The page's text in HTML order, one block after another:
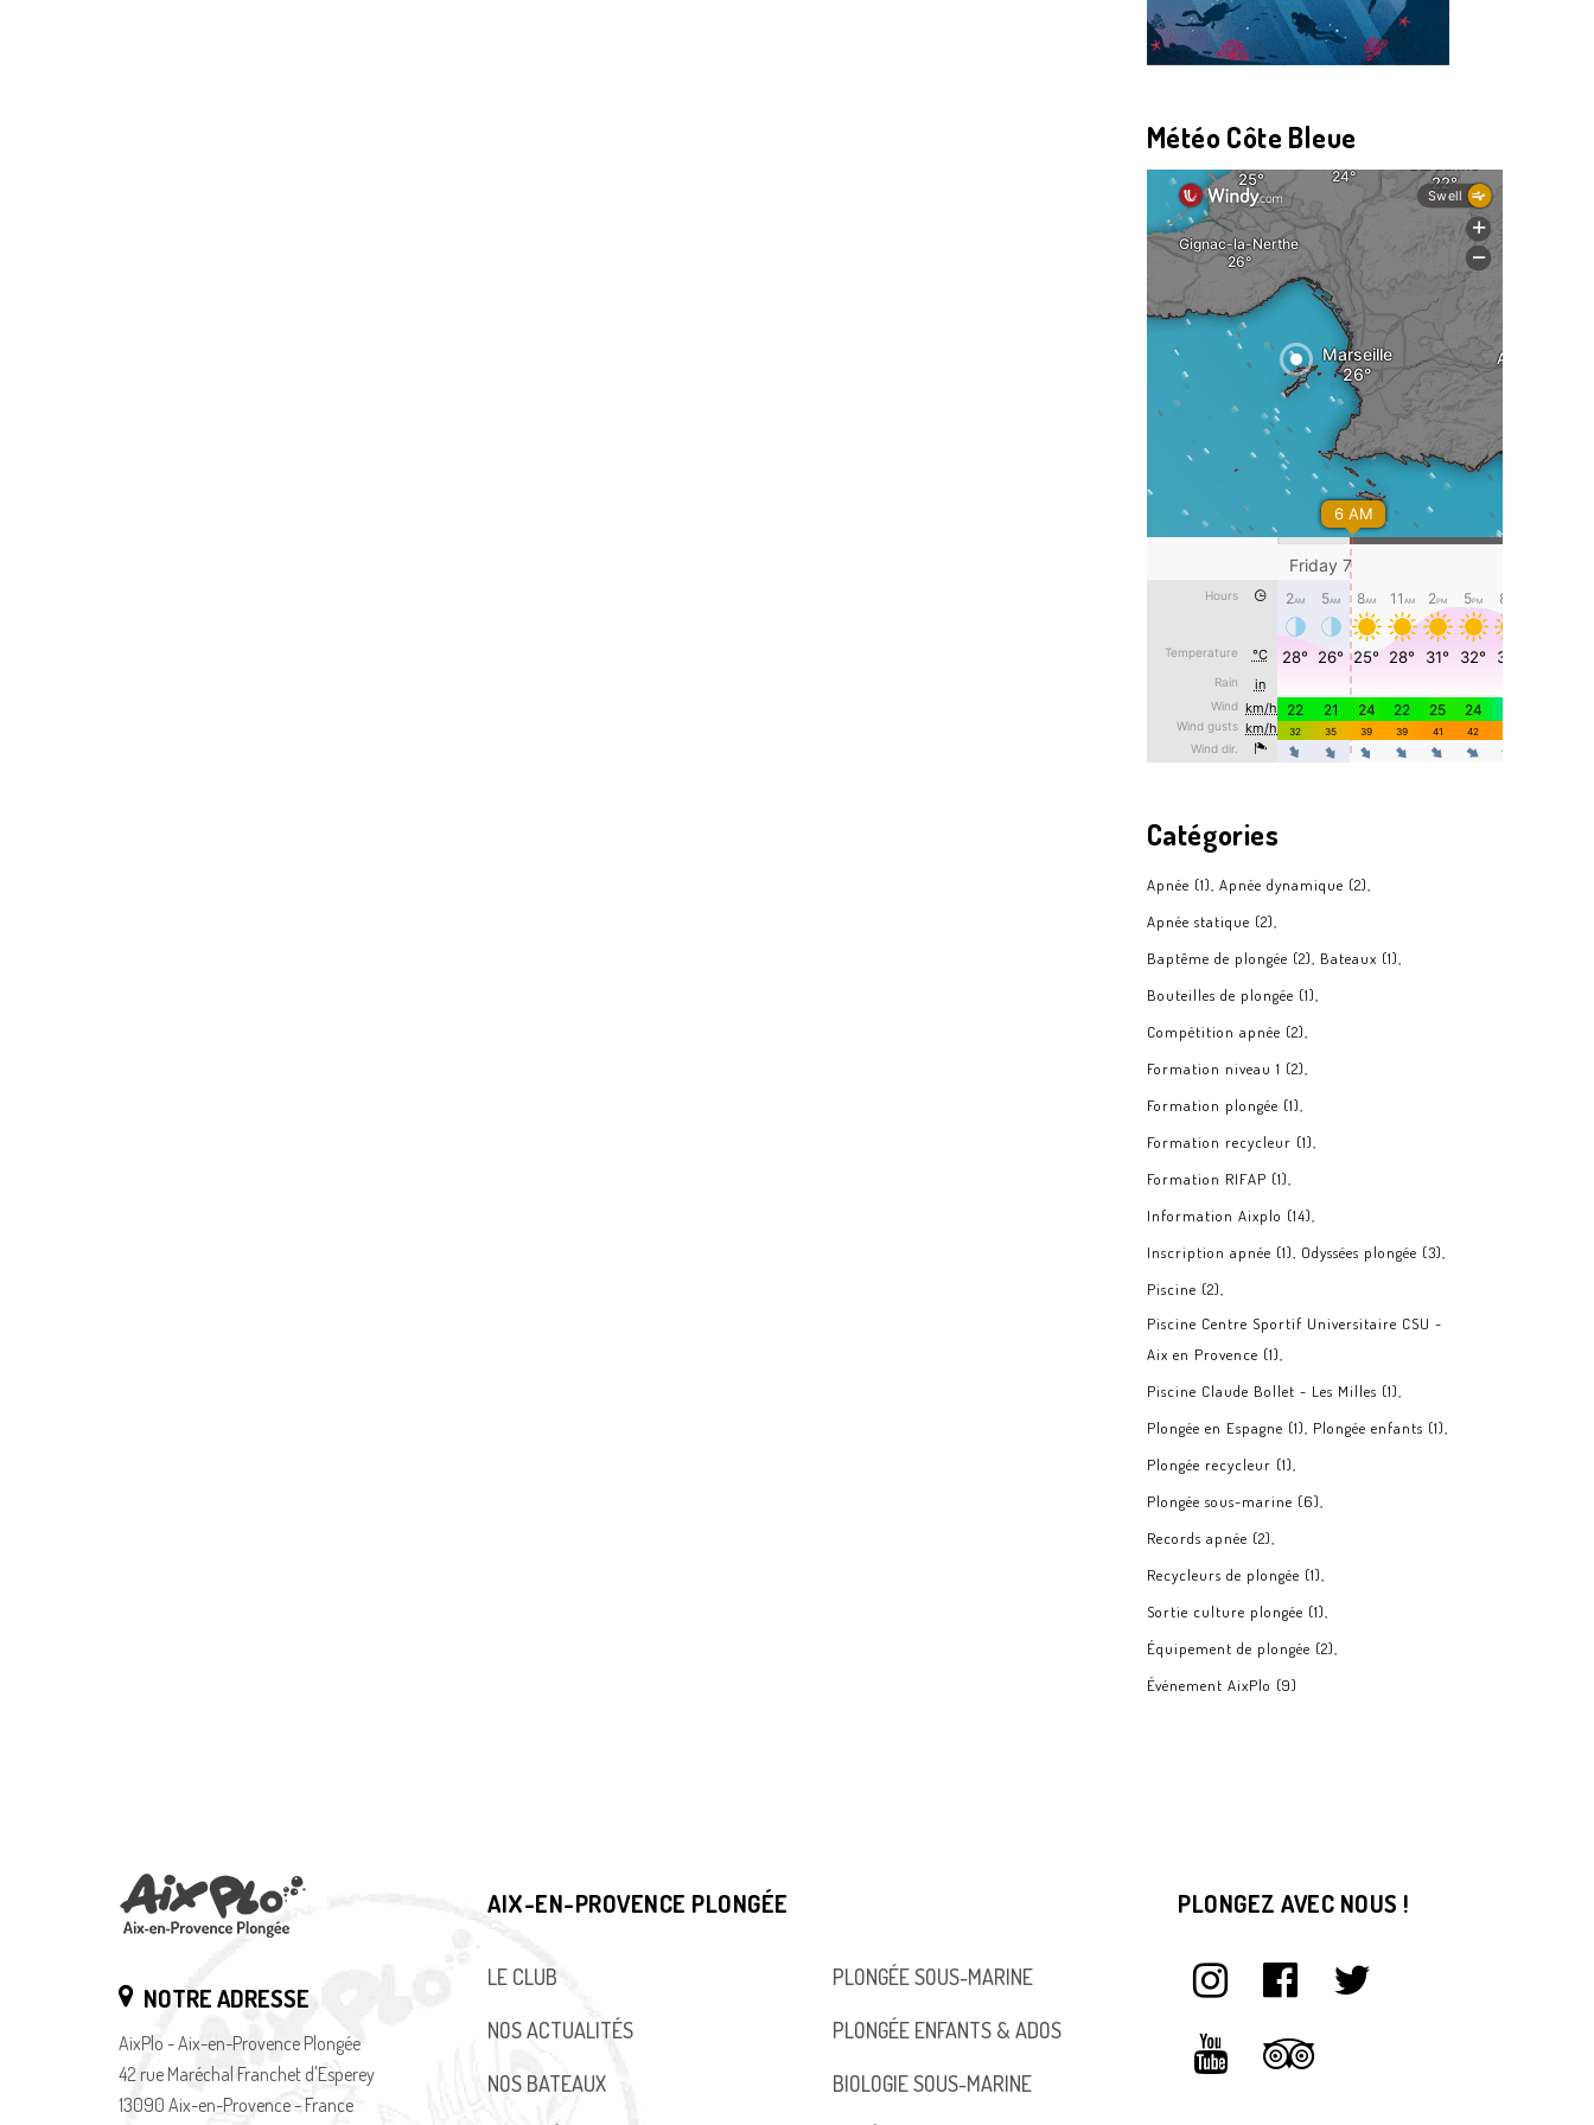
Météo Côte Bleue
Catégories
Apnée (1) Apnée dynamique (2)
Apnée statique (2)
Baptême de plongée (2) Bateaux (1)
Bouteilles de plongée (1)
Compétition apnée (2)
Formation niveau 1 (2)
Formation plongée (1)
Formation recycleur (1)
Formation RIFAP (1)
Information Aixplo (14)
Inscription apnée (1) Odyssées plongée (3)
Piscine (2)
Piscine Centre Sportif Universitaire CSU -
Aix en Provence (1)
Piscine Claude Bollet - Les Milles (1)
Plongée en Espagne (1) Plongée enfants (1)
Plongée recycleur (1)
Plongée sous-marine (6)
Records apnée (2)
Recycleurs de plongée (1)
Sortie culture plongée (1)
Équipement de plongée (2)
Événement AixPlo (9)
NOTRE ADRESSE
AixPlo - Aix-en-Provence Plongée
42 rue Maréchal Franchet d'Esperey
13090 Aix-en-Provence - France
AIX-EN-PROVENCE PLONGÉE
LE CLUB
NOS ACTUALITÉS
NOS BATEAUX
PLONGÉE SOUS-MARINE
PLONGÉE ENFANTS & ADOS
BIOLOGIE SOUS-MARINE
PLONGEZ AVEC NOUS !